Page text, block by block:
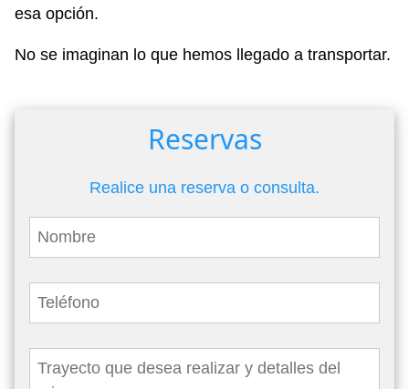
esa opción.
No se imaginan lo que hemos llegado a transportar.
Reservas
Realice una reserva o consulta.